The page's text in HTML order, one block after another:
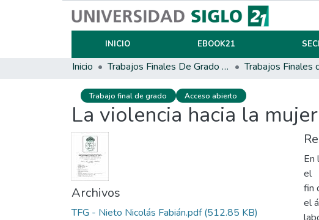
INICIO EBOOK21
Inicio Trabajos Finales De Grado Y Posgrado Trabajos Finales
Trabajo final de grado Acceso abierto
La violencia hacia la
Archivos
TFG - Nieto Nicolás Fabián.pdf(512.85 KB)
En
el
fin
el